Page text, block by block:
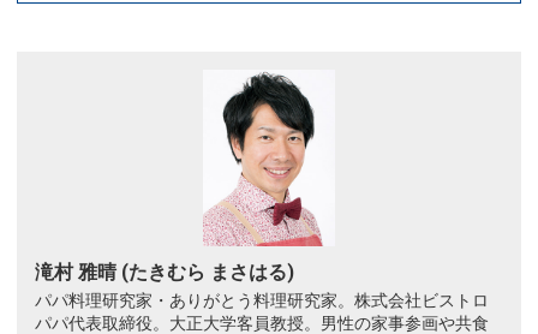
滝村 雅晴 (たきむら まさはる)
パパ料理研究家・ありがとう料理研究家。株式会社ビストロ
パパ代表取締役。大正大学客員教授。男性の家事参画や共食